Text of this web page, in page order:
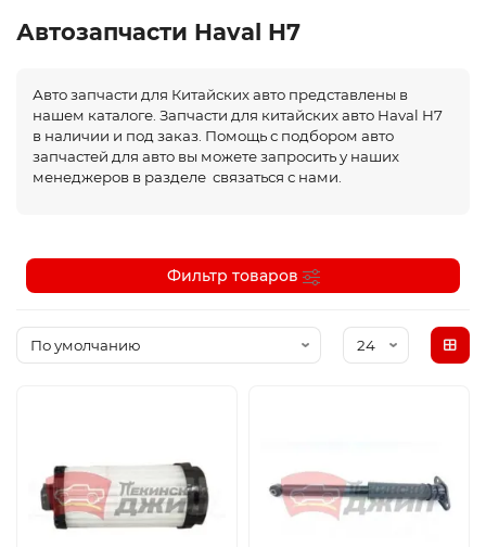
Автозапчасти Haval H7
Авто запчасти для Китайских авто представлены в
нашем каталоге. Запчасти для китайских авто Haval H7
в наличии и под заказ. Помощь с подбором авто
запчастей для авто вы можете запросить у наших
менеджеров в разделе связаться с нами.
Фильтр товаров